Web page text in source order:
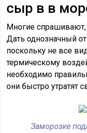
сыр в в
Многие
Дать однозначный
поскольку не все
термическому
необходимо
они быстро утратят
Заморозке